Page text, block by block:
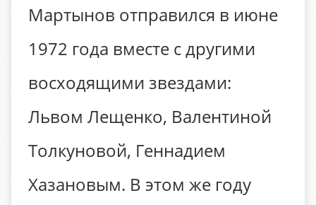
Мартынов отправился в июне
1972 года вместе с другими
восходящими звездами:
Львом Лещенко, Валентиной
Толкуновой, Геннадием
Хазановым. В этом же году